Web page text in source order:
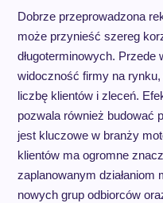
Dobrze przeprowadzona
może przynieść szereg
długoterminowych.
widoczność firmy na
liczbę klientów i zleceń.
pozwala również budować
jest kluczowe w branży
klientów ma ogromne
zaplanowanym
nowych grup odbiorców